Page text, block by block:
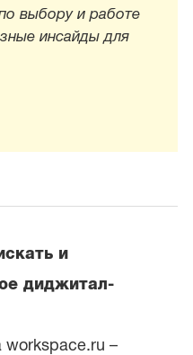
выбору и работе
инсайды для
и
диджитал-
workspace.ru –